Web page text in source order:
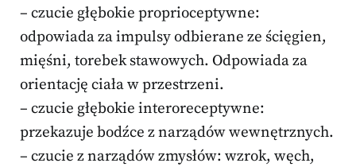
– czucie głębokie proprioceptywne:
odpowiada za impulsy odbierane ze ścięgien,
mięśni, torebek stawowych. Odpowiada za
orientację ciała w przestrzeni.
– czucie głębokie interoreceptywne:
przekazuje bodźce z narządów wewnętrznych.
– czucie z narządów zmysłów: wzrok, węch,